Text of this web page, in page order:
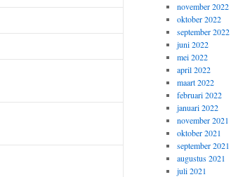
november 2022
oktober 2022
september 2022
juni 2022
mei 2022
april 2022
maart 2022
februari 2022
januari 2022
november 2021
oktober 2021
september 2021
augustus 2021
juli 2021